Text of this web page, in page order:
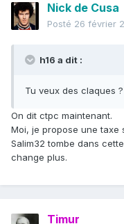
Nick de Cusa
Posté 26 février
h16 a dit :
Tu veux des claques ?
On dit ctpc maintenant.
Moi, je propose une taxe
Salim32 tombe dans
change plus.
Timur